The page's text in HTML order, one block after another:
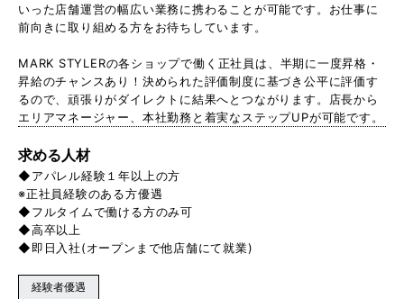
いった店舗運営の幅広い業務に携わることが可能です。お仕事に
前向きに取り組める方をお待ちしています。
MARK STYLERの各ショップで働く正社員は、半期に一度昇格・
昇給のチャンスあり！決められた評価制度に基づき公平に評価す
るので、頑張りがダイレクトに結果へとつながります。店長から
エリアマネージャー、本社勤務と着実なステップUPが可能です。
求める人材
◆アパレル経験１年以上の方
※正社員経験のある方優遇
◆フルタイムで働ける方のみ可
◆高卒以上
◆即日入社(オープンまで他店舗にて就業)
経験者優遇